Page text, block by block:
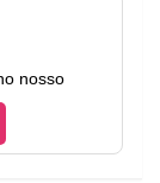
nosso